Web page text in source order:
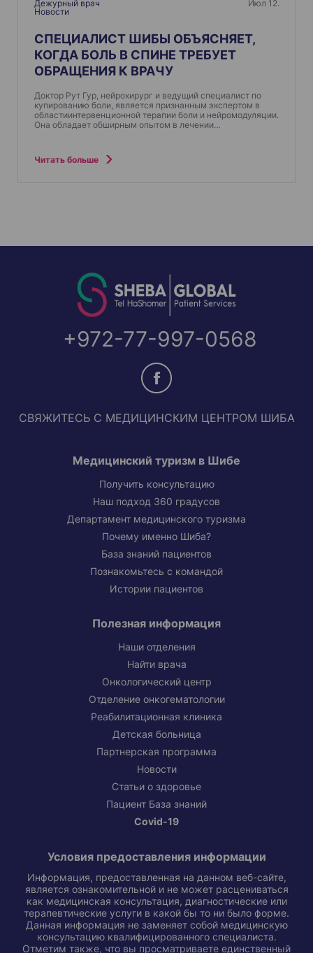
Дежурный врач
Новости
Июл 12.
СПЕЦИАЛИСТ ШИБЫ ОБЪЯСНЯЕТ,
КОГДА БОЛЬ В СПИНЕ ТРЕБУЕТ
ОБРАЩЕНИЯ К ВРАЧУ
Доктор Рут Гур, нейрохирург и ведущий специалист по
купированию боли, является признанным экспертом в
областиинтервенционной терапии боли и нейромодуляции.
Она обладает обширным опытом в лечении…
Читать больше
+972-77-997-0568
СВЯЖИТЕСЬ С МЕДИЦИНСКИМ ЦЕНТРОМ ШИБА
Медицинский туризм в Шибе
Получить консультацию
Наш подход 360 градусов
Департамент медицинского туризма
Почему именно Шиба?
База знаний пациентов
Познакомьтесь с командой
Истории пациентов
Полезная информация
Наши отделения
Найти врача
Онкологический центр
Отделение онкогематологии
Реабилитационная клиника
Детская больница
Партнерская программа
Новости
Статьи о здоровье
Пациент База знаний
Covid-19
Условия предоставления информации
Информация, предоставленная на данном веб-сайте,
является ознакомительной и не может расцениваться
как медицинская консультация, диагностические или
терапевтические услуги в какой бы то ни было форме.
Данная информация не заменяет собой медицинскую
консультацию квалифицированного специалиста.
Отметим также, что вы просматриваете единственный